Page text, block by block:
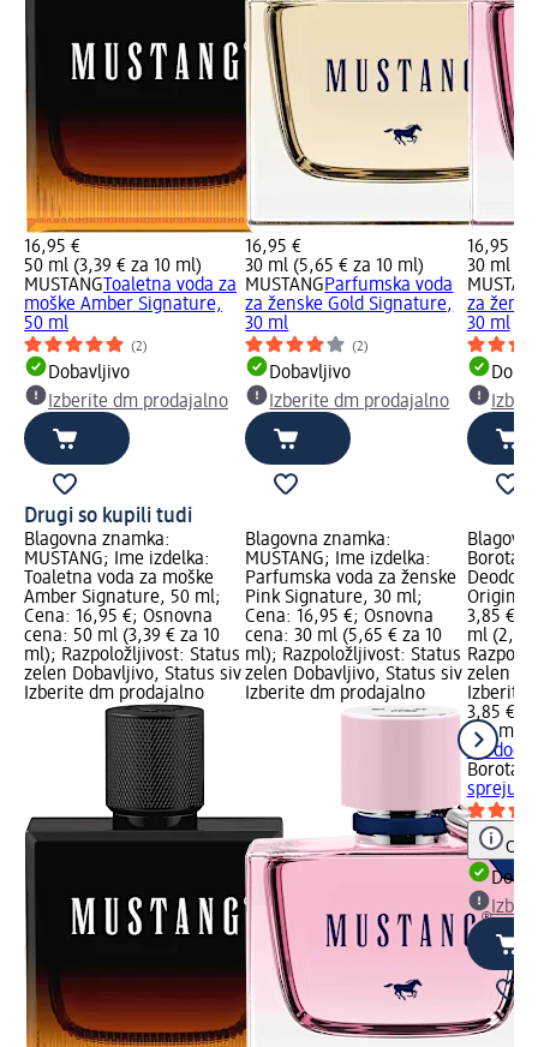
16,95 €
50 ml (3,39 € za 10 ml)
MUSTANG Toaletna voda za
moške Amber Signature,
50 ml
(2)
Dobavljivo
Izberite dm prodajalno
16,95 €
30 ml (5,65 € za 10 ml)
MUSTANGParfumska voda
za ženske Gold Signature,
30 ml
(2)
Dobavljivo
Izberite dm prodajalno
16,95 €
30 ml
za
30 ml
Drugi so kupili tudi
Blagovna znamka:
MUSTANG; Ime izdelka:
Toaletna voda za moške
Amber Signature, 50 ml;
Cena: 16,95 €; Osnovna
cena: 50 ml (3,39 € za 10
ml); Razpoložljivost: Status
zelen Dobavljivo, Status siv
Izberite dm prodajalno
Blagovna znamka:
MUSTANG; Ime izdelka:
Parfumska voda za ženske
Pink Signature, 30 ml;
Cena: 16,95 €; Osnovna
cena: 30 ml (5,65 € za 10
ml); Razpoložljivost: Status
zelen Dobavljivo, Status siv
Izberite dm prodajalno
3,85 €;
ml (2,57
zelen
Izberite
3,85 €
150 ml
+ 1
spreju